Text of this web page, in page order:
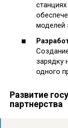
моделей
зарядку
одного
Развитие
партнерства